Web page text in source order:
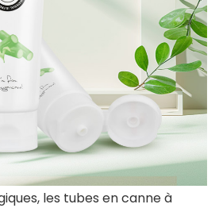
les tubes en canne à